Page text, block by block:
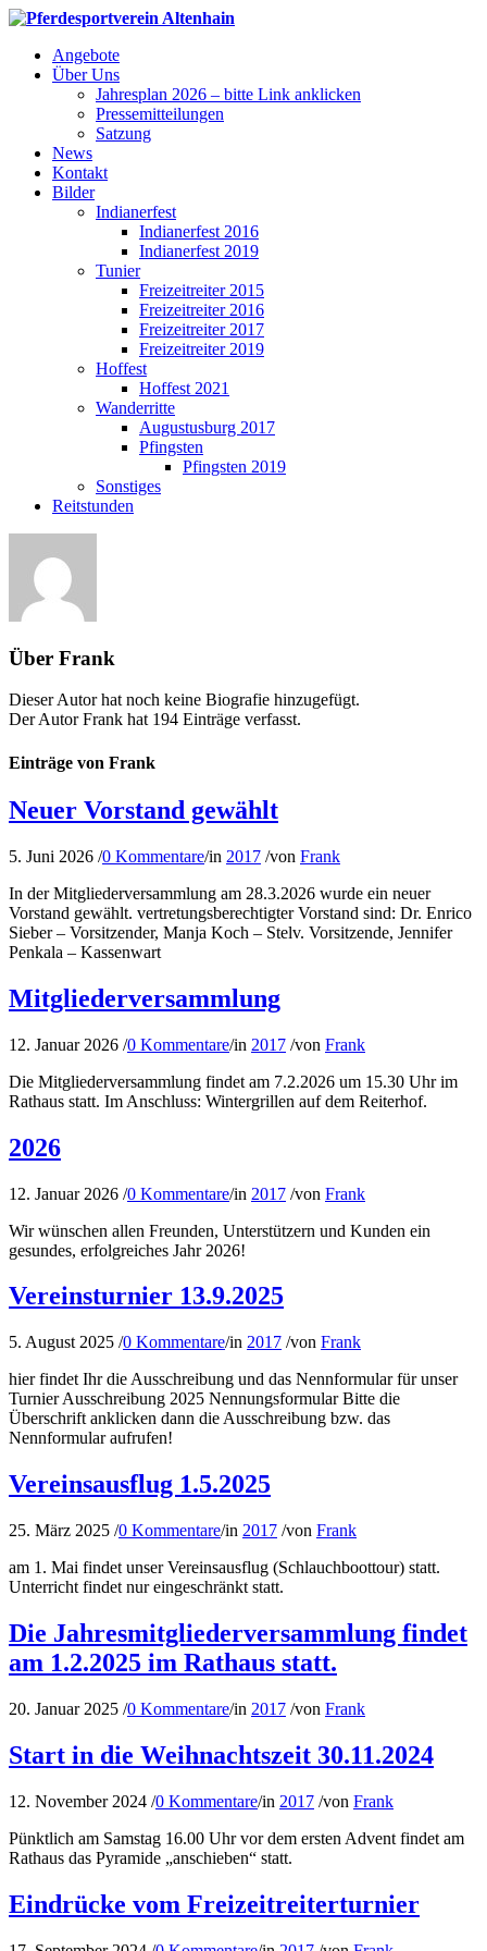
Angebote
Über Uns
Jahresplan 2026 – bitte Link anklicken
Pressemitteilungen
Satzung
News
Kontakt
Bilder
Indianerfest
Indianerfest 2016
Indianerfest 2019
Tunier
Freizeitreiter 2015
Freizeitreiter 2016
Freizeitreiter 2017
Freizeitreiter 2019
Hoffest
Hoffest 2021
Wanderritte
Augustusburg 2017
Pfingsten
Pfingsten 2019
Sonstiges
Reitstunden
Über Frank
Dieser Autor hat noch keine Biografie hinzugefügt.
Der AutorFrank hat 194 Einträge verfasst.
Einträge von Frank
Neuer Vorstand gewählt
5. Juni 2026 /0 Kommentare/in 2017 /von Frank
In der Mitgliederversammlung am 28.3.2026 wurde ein neuer
Vorstand gewählt. vertretungsberechtigter Vorstand sind: Dr. Enrico
Sieber – Vorsitzender, Manja Koch – Stelv. Vorsitzende, Jennifer
Penkala – Kassenwart
Mitgliederversammlung
12. Januar 2026 /0 Kommentare/in 2017 /von Frank
Die Mitgliederversammlung findet am 7.2.2026 um 15.30 Uhr im
Rathaus statt. Im Anschluss: Wintergrillen auf dem Reiterhof.
2026
12. Januar 2026 /0 Kommentare/in 2017 /von Frank
Wir wünschen allen Freunden, Unterstützern und Kunden ein
gesundes, erfolgreiches Jahr 2026!
Vereinsturnier 13.9.2025
5. August 2025 /0 Kommentare/in 2017 /von Frank
hier findet Ihr die Ausschreibung und das Nennformular für unser
Turnier Ausschreibung 2025 Nennungsformular Bitte die
Überschrift anklicken dann die Ausschreibung bzw. das
Nennformular aufrufen!
Vereinsausflug 1.5.2025
25. März 2025 /0 Kommentare/in 2017 /von Frank
am 1. Mai findet unser Vereinsausflug (Schlauchboottour) statt.
Unterricht findet nur eingeschränkt statt.
Die Jahresmitgliederversammlung findet
am 1.2.2025 im Rathaus statt.
20. Januar 2025 /0 Kommentare/in 2017 /von Frank
Start in die Weihnachtszeit 30.11.2024
12. November 2024 /0 Kommentare/in 2017 /von Frank
Pünktlich am Samstag 16.00 Uhr vor dem ersten Advent findet am
Rathaus das Pyramide „anschieben“ statt.
Eindrücke vom Freizeitreiterturnier